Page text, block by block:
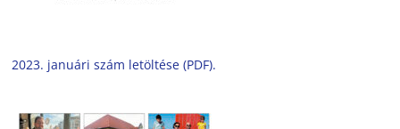
2023. januári szám letöltése (PDF).